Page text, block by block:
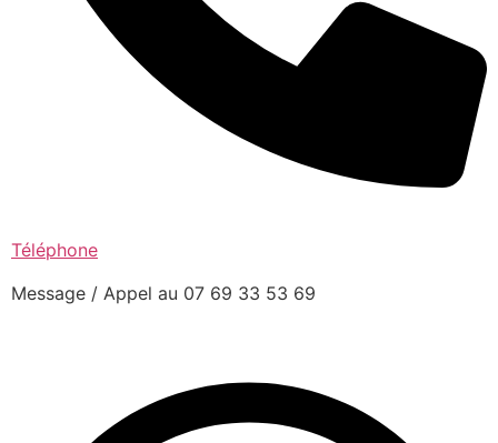
Téléphone
Message / Appel au 07 69 33 53 69